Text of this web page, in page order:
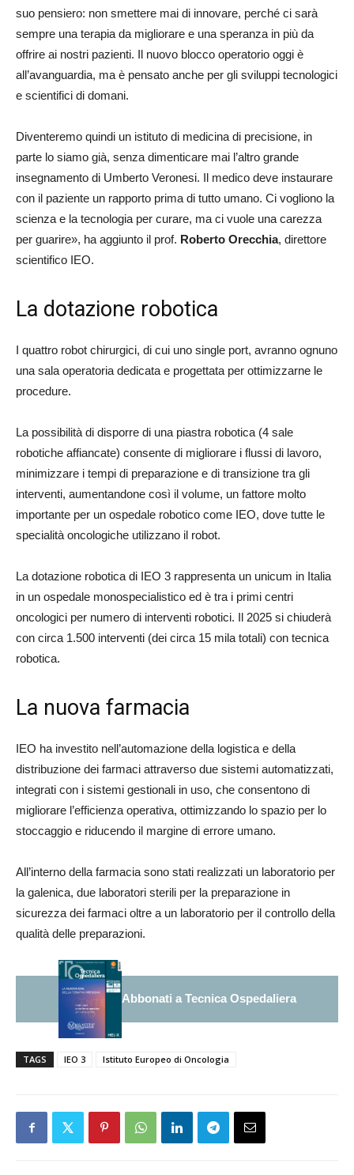
suo pensiero: non smettere mai di innovare, perché ci sarà
sempre una terapia da migliorare e una speranza in più da
offrire ai nostri pazienti. Il nuovo blocco operatorio oggi è
all’avanguardia, ma è pensato anche per gli sviluppi tecnologici
e scientifici di domani.
Diventeremo quindi un istituto di medicina di precisione, in
parte lo siamo già, senza dimenticare mai l’altro grande
insegnamento di Umberto Veronesi. Il medico deve instaurare
con il paziente un rapporto prima di tutto umano. Ci vogliono la
scienza e la tecnologia per curare, ma ci vuole una carezza
per guarire», ha aggiunto il prof. Roberto Orecchia, direttore
scientifico IEO.
La dotazione robotica
I quattro robot chirurgici, di cui uno single port, avranno ognuno
una sala operatoria dedicata e progettata per ottimizzarne le
procedure.
La possibilità di disporre di una piastra robotica (4 sale
robotiche affiancate) consente di migliorare i flussi di lavoro,
minimizzare i tempi di preparazione e di transizione tra gli
interventi, aumentandone così il volume, un fattore molto
importante per un ospedale robotico come IEO, dove tutte le
specialità oncologiche utilizzano il robot.
La dotazione robotica di IEO 3 rappresenta un unicum in Italia
in un ospedale monospecialistico ed è tra i primi centri
oncologici per numero di interventi robotici. Il 2025 si chiuderà
con circa 1.500 interventi (dei circa 15 mila totali) con tecnica
robotica.
La nuova farmacia
IEO ha investito nell’automazione della logistica e della
distribuzione dei farmaci attraverso due sistemi automatizzati,
integrati con i sistemi gestionali in uso, che consentono di
migliorare l’efficienza operativa, ottimizzando lo spazio per lo
stoccaggio e riducendo il margine di errore umano.
All’interno della farmacia sono stati realizzati un laboratorio per
la galenica, due laboratori sterili per la preparazione in
sicurezza dei farmaci oltre a un laboratorio per il controllo della
qualità delle preparazioni.
Abbonati a Tecnica Ospedaliera
TAGS IEO 3 Istituto Europeo di Oncologia